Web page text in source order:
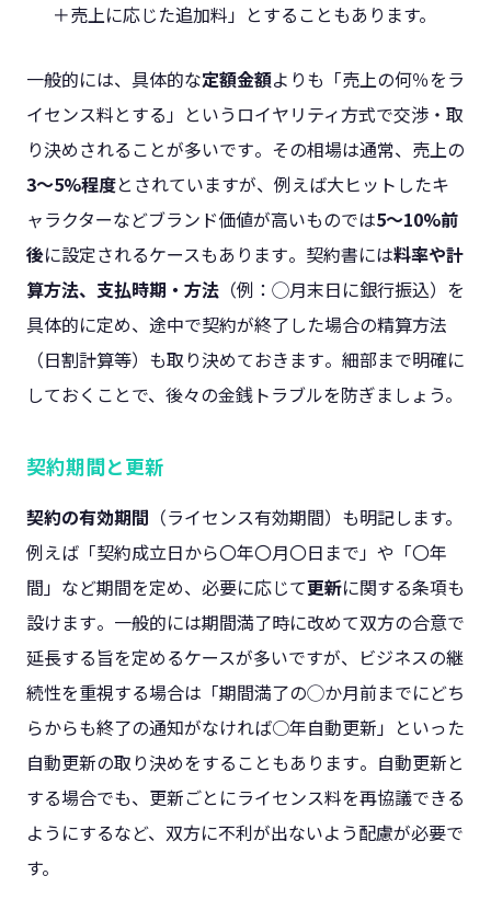
＋売上に応じた追加料」とすることもあります。
一般的には、具体的な定額金額よりも「売上の何％をラ
イセンス料とする」というロイヤリティ方式で交渉・取
り決めされることが多いです​。その相場は通常、売上の
3～5%程度とされていますが、例えば大ヒットしたキ
ャラクターなどブランド価値が高いものでは5～10%前
後に設定されるケースもあります​。契約書には料率や計
算方法、支払時期・方法 （例：◯月末日に銀行振込）を
具体的に定め、途中で契約が終了した場合の精算方法
（日割計算等）も取り決めておきます​。細部まで明確に
しておくことで、後々の金銭トラブルを防ぎましょう。
契約期間と更新
契約の有効期間 （ライセンス有効期間）も明記します。
例えば「契約成立日から〇年〇月〇日まで」や「〇年
間」など期間を定め、必要に応じて更新に関する条項も
設けます​。一般的には期間満了時に改めて双方の合意で
延長する旨を定めるケースが多いですが、ビジネスの継
続性を重視する場合は「期間満了の◯か月前までにどち
らからも終了の通知がなければ○年自動更新」といった
自動更新の取り決めをすることもあります​。自動更新と
する場合でも、更新ごとにライセンス料を再協議できる
ようにするなど、双方に不利が出ないよう配慮が必要で
す。